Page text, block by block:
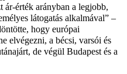
ár-érték arányban a legjobb,
látogatás alkalmával” –
hogy európai
elvégezni, a bécsi, varsói és
de végül Budapest és a